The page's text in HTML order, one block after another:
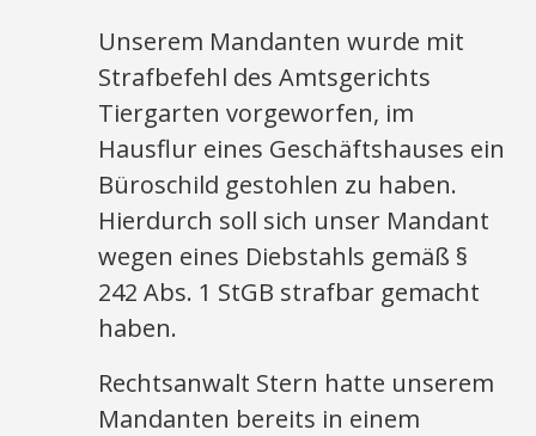
Unserem Mandanten wurde mit
Strafbefehl des Amtsgerichts
Tiergarten vorgeworfen, im
Hausflur eines Geschäftshauses ein
Büroschild gestohlen zu haben.
Hierdurch soll sich unser Mandant
wegen eines Diebstahls gemäß §
242 Abs. 1 StGB strafbar gemacht
haben.
Rechtsanwalt Stern hatte unserem
Mandanten bereits in einem